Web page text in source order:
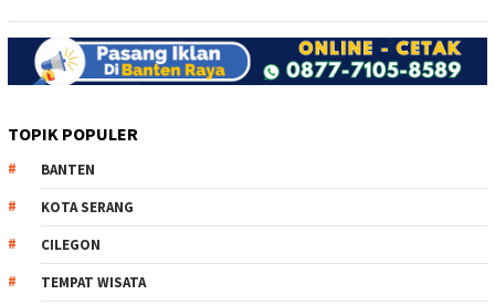
TOPIK POPULER
BANTEN
KOTA SERANG
CILEGON
TEMPAT WISATA